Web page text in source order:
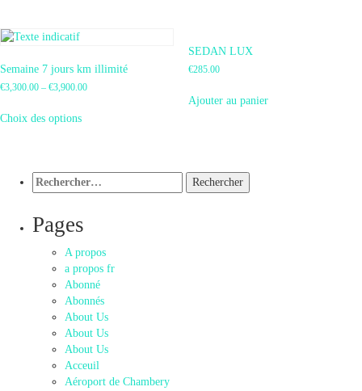
Semaine 7 jours km illimité
€3,300.00 – €3,900.00
Choix des options
SEDAN LUX
€285.00
Ajouter au panier
Pages
A propos
a propos fr
Abonné
Abonnés
About Us
About Us
About Us
Acceuil
Aéroport de Chambery